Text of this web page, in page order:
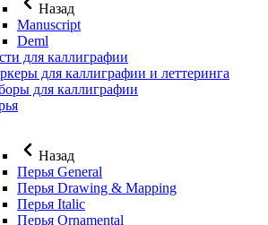
Назад
Manuscript
Deml
для каллиграфии
для каллиграфии и леттеринга
для каллиграфии
Назад
Перья General
Перья Drawing & Mapping
Перья Italic
Перья Ornamental